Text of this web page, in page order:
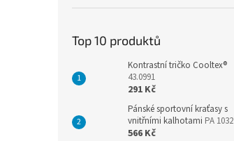
Top 10 produktů
Kontrastní tričko Cooltex®
43.0991
291 Kč
Pánské sportovní kraťasy s
vnitřními kalhotami PA 1032
566 Kč